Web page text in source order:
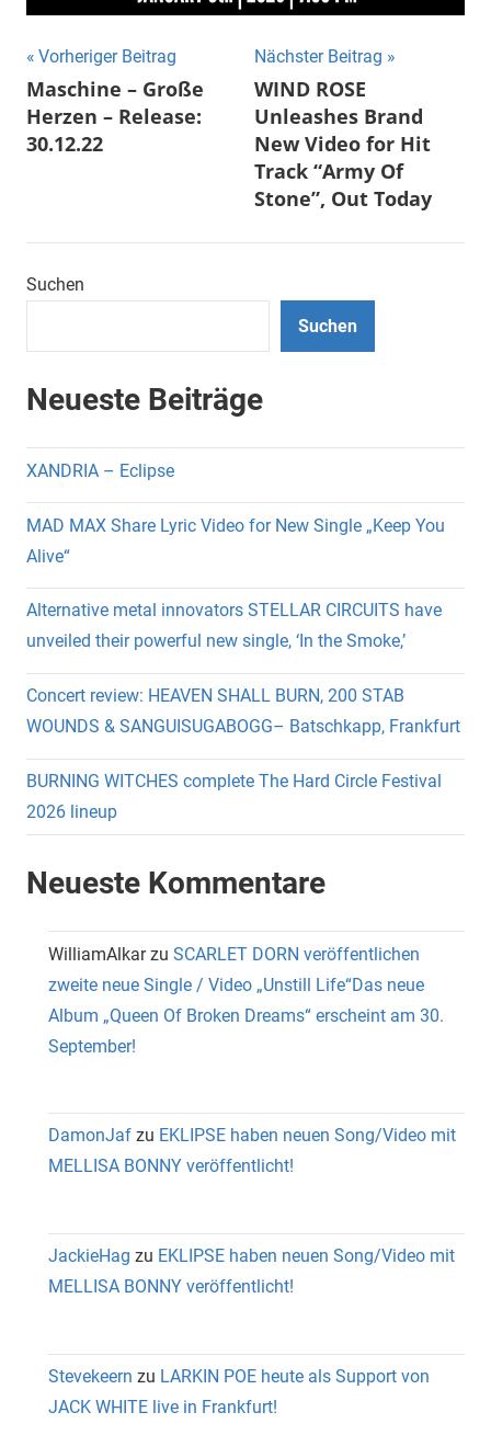
Beitragsnavigation
Vorheriger Beitrag
Maschine – Große
Herzen – Release:
30.12.22
Nächster Beitrag
WIND ROSE
Unleashes Brand
New Video for Hit
Track “Army Of
Stone”, Out Today
Suchen
Suchen
Neueste Beiträge
XANDRIA – Eclipse
MAD MAX Share Lyric Video for New Single „Keep You
Alive“
Alternative metal innovators STELLAR CIRCUITS have
unveiled their powerful new single, ‘In the Smoke,’
Concert review: HEAVEN SHALL BURN, 200 STAB
WOUNDS & SANGUISUGABOGG– Batschkapp, Frankfurt
BURNING WITCHES complete The Hard Circle Festival
2026 lineup
Neueste Kommentare
WilliamAlkarzu SCARLET DORN veröffentlichen
zweite neue Single / Video „Unstill Life“Das neue
Album „Queen Of Broken Dreams“ erscheint am 30.
September!
DamonJaf zu EKLIPSE haben neuen Song/Video mit
MELLISA BONNY veröffentlicht!
JackieHag zu EKLIPSE haben neuen Song/Video mit
MELLISA BONNY veröffentlicht!
Stevekeern zu LARKIN POE heute als Support von
JACK WHITE live in Frankfurt!